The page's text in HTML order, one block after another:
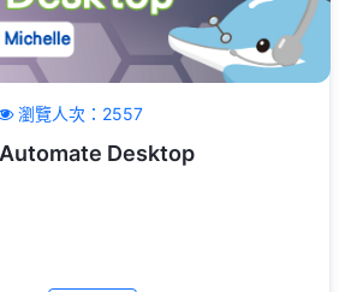
瀏覽人次：2557
Desktop